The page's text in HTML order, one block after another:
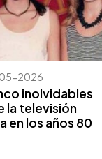
2026
inolvidables
la televisión
en los años 80